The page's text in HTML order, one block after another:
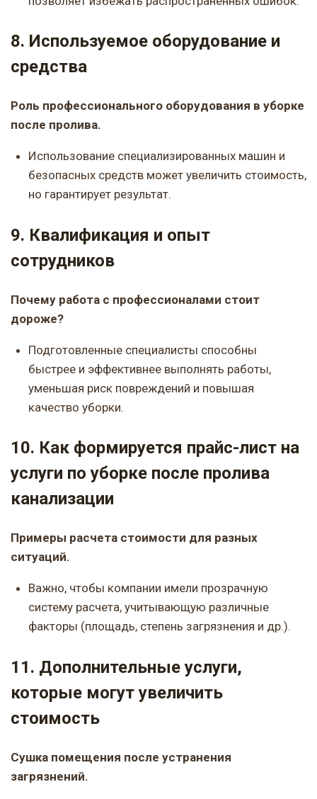
8. Используемое оборудование и
средства
Роль профессионального оборудования в уборке
после пролива.
Использование специализированных машин и
безопасных средств может увеличить стоимость,
но гарантирует результат.
9. Квалификация и опыт
сотрудников
Почему работа с профессионалами стоит
дороже?
Подготовленные специалисты способны
быстрее и эффективнее выполнять работы,
уменьшая риск повреждений и повышая
качество уборки.
10. Как формируется прайс-лист на
услуги по уборке после пролива
канализации
Примеры расчета стоимости для разных
ситуаций.
Важно, чтобы компании имели прозрачную
систему расчета, учитывающую различные
факторы (площадь, степень загрязнения и др.).
11. Дополнительные услуги,
которые могут увеличить
стоимость
Сушка помещения после устранения
загрязнений.